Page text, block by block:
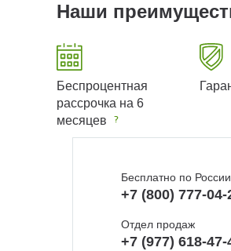
Наши
Беспроцентная
рассрочка на 6
месяцев
Бесплатно по России
+7 (800) 777-04-
Отдел продаж
+7 (977) 618-47-